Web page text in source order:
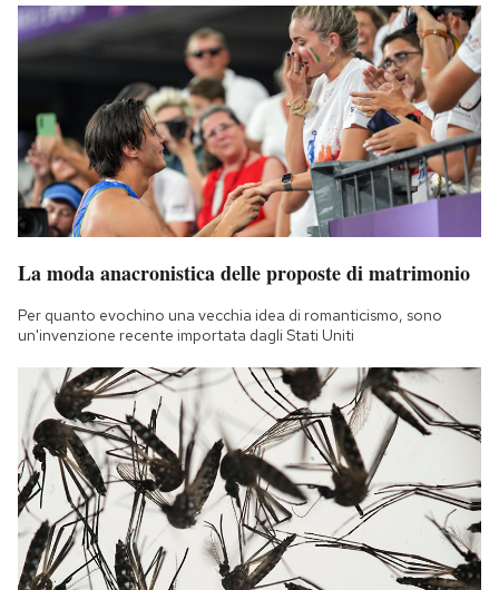
La moda anacronistica delle proposte di matrimonio
Per quanto evochino una vecchia idea di romanticismo, sono
un'invenzione recente importata dagli Stati Uniti